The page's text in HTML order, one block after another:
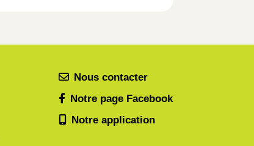
Nous contacter
Notre page Facebook
Notre application